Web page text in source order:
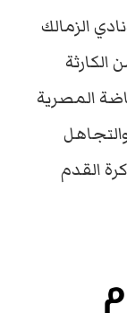
الزمالك
39 عاماً، من الكارثة
المصرية
القدم